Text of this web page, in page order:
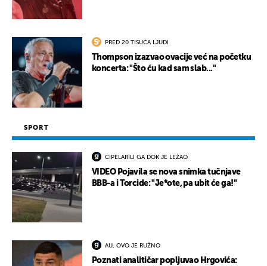
PRED 20 TISUĆA LJUDI
Thompson izazvao ovacije već na početku
koncerta: "Što ću kad sam slab..."
SPORT
CIPELARILI GA DOK JE LEŽAO
VIDEO Pojavila se nova snimka tučnjave
BBB-a i Torcide: "Je*ote, pa ubit će ga!"
AU, OVO JE RUŽNO
Poznati analitičar popljuvao Hrgovića: